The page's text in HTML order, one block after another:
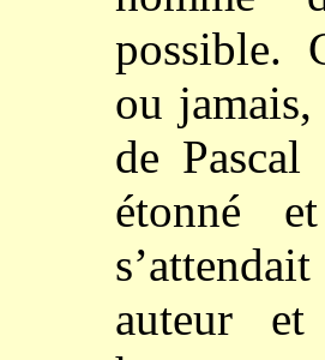
possible.
ou
de
étonné
auteur